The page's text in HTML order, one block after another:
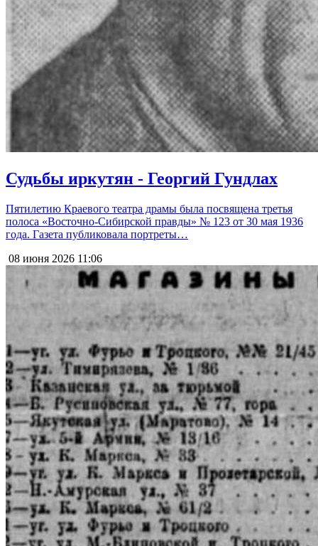
Судьбы иркутян - Георгий Гундлах
Пятилетию Краевого театра драмы была посвящена третья
полоса «Восточно-Сибирской правды» № 123 от 30 мая 1936
года. Газета публиковала портреты…
08 июня 2026 11:06